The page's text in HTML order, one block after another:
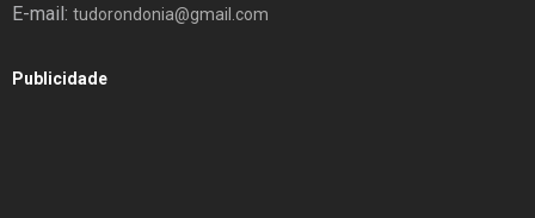
E-mail: tudorondonia@gmail.com
Publicidade